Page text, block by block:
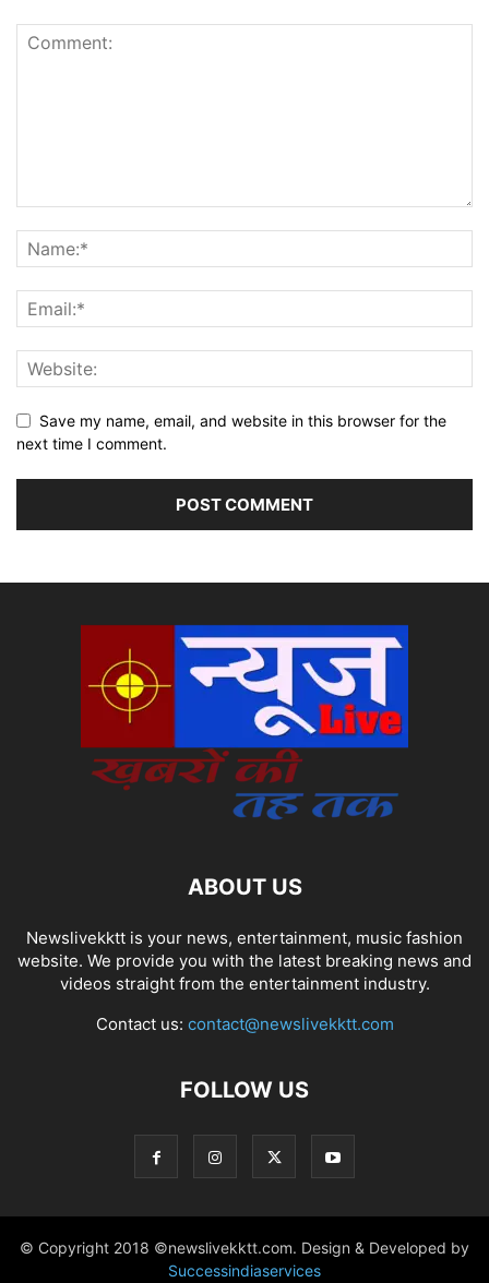
Save my name, email, and website in this browser for the
next time I comment.
ABOUT US
Newslivekktt is your news, entertainment, music fashion
website. We provide you with the latest breaking news and
videos straight from the entertainment industry.
Contact us: contact@newslivekktt.com
FOLLOW US
© Copyright 2018 ©newslivekktt.com. Design & Developed by
Successindiaservices